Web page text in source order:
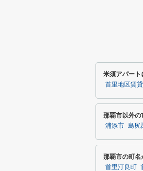
米須アパート
首里地区賃
那覇市以外の
浦添市 島尻
那覇市の町名
首里汀良町